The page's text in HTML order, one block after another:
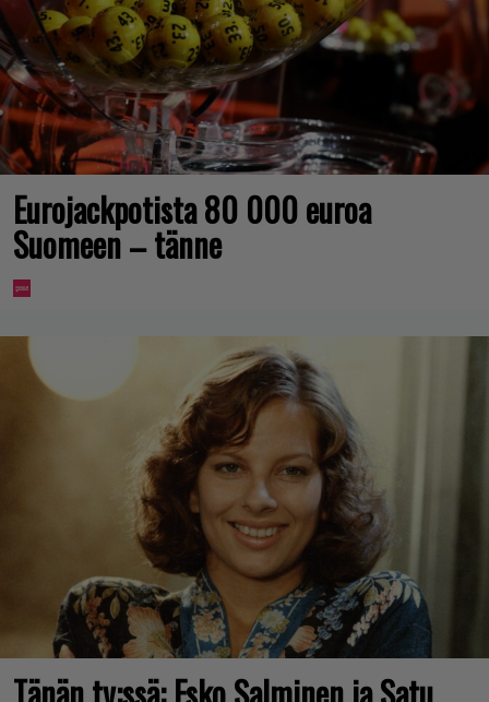
Eurojackpotista 80 000 euroa
Suomeen – tänne